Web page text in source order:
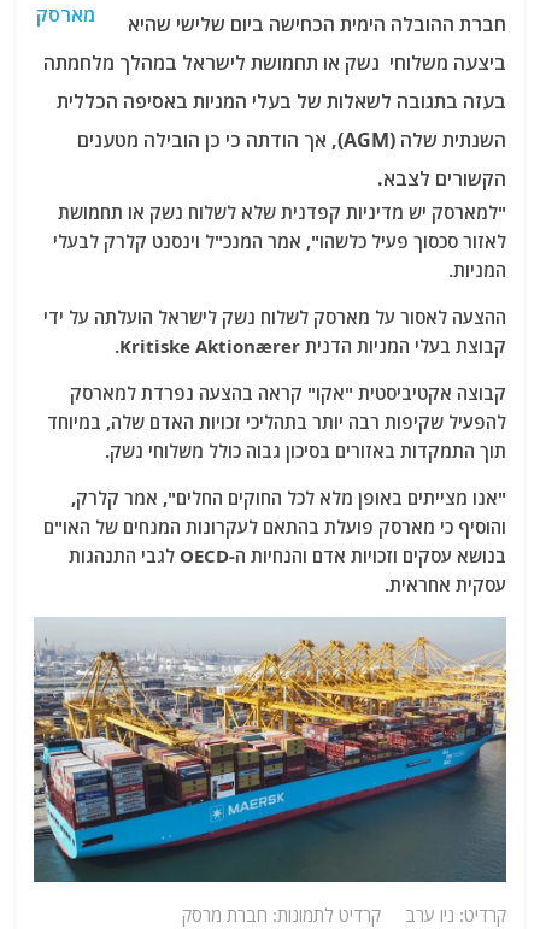
at
s
A
p
p
e
g
ra
m
ai
l
itt
er
c
e
b
o
o
k
חברת ההובלה הימית מארסק
הכחישה ביום שלישי שהיא
ביצעה משלוחי נשק או תחמושת לישראל במהלך מלחמתה
בעזה בתגובה לשאלות של בעלי המניות באסיפה הכללית
השנתית שלה (AGM), אך הודתה כי כן הובילה מטענים
הקשורים לצבא.
"למארסק יש מדיניות קפדנית שלא לשלוח נשק או תחמושת
לאזור סכסוך פעיל כלשהו", אמר המנכ"ל וינסנט קלרק לבעלי
המניות.
ההצעה לאסור על מארסק לשלוח נשק לישראל הועלתה על ידי
קבוצת בעלי המניות הדנית Kritiske Aktionærer.
קבוצה אקטיביסטית "אקו" קראה בהצעה נפרדת למארסק
להפעיל שקיפות רבה יותר בתהליכי זכויות האדם שלה, במיוחד
תוך התמקדות באזורים בסיכון גבוה כולל משלוחי נשק.
"אנו מצייתים באופן מלא לכל החוקים החלים", אמר קלרק,
והוסיף כי מארסק פועלת בהתאם לעקרונות המנחים של האו"ם
בנושא עסקים וזכויות אדם והנחיות ה-OECD לגבי התנהגות
עסקית אחראית.
קרדיט: ניו ערב קרדיט לתמונות: חברת מרסק